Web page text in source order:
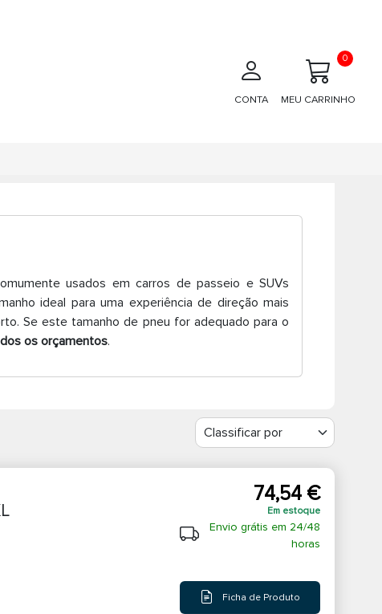
CONTA MEU CARRINHO
0
usados em carros de passeio e SUVs
ideal para uma experiência de direção mais
Se este tamanho de pneu for adequado para o
os orçamentos.
74,54 €
Em estoque
Envio grátis em 24/48
horas
Ficha de Produto